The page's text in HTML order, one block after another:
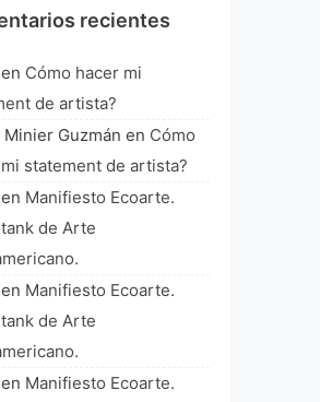
recientes
en Cómo hacer mi
de artista?
Minier Guzmán en Cómo
statement de artista?
en Manifiesto Ecoarte.
de Arte
en Manifiesto Ecoarte.
de Arte
en Manifiesto Ecoarte.